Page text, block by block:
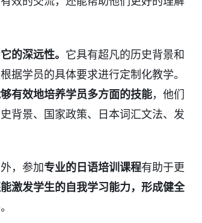
的深远性。 它具有超凡的历史背景和
据学员的具体要求进行定制化教学。
有效地培养学员多方面的技能，他们
背景、国家政策、日本词汇文法、发
，参加专业的日语培训课程有助于更
激发学生的自我学习能力，形成健全